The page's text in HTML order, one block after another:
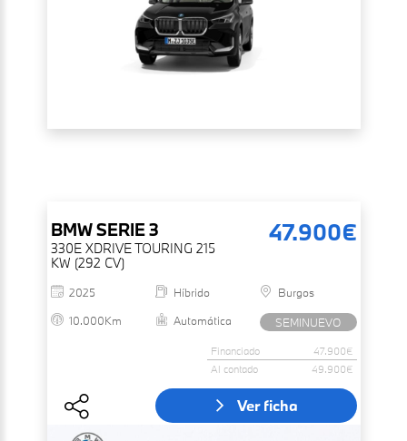
BMWSERIE 3
330E XDRIVE TOURING 215
KW (292 CV)
47.900€
2025 Híbrido
Burgos
10.000Km
Automática SEMINUEVO
Financiado
47.900€
Al contado
49.900€
Ver ficha